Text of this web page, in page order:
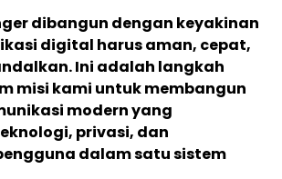
dibangun dengan keyakinan
digital harus aman, cepat,
Ini adalah langkah
misi kami untuk membangun
modern yang
privasi, dan
dalam satu sistem